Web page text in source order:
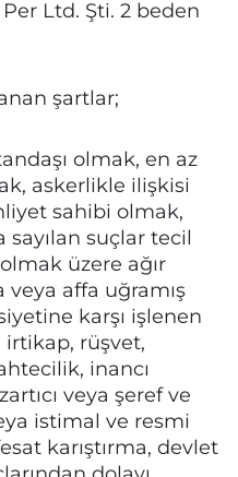
Per Ltd. Şti. 2 beden
şartlar;
olmak, en az
askerlikle ilişkisi
sahibi olmak,
sayılan suçlar tecil
üzere ağır
veya affa uğramış
karşı işlenen
rüşvet,
inancı
veya şeref ve
istimal ve resmi
karıştırma, devlet